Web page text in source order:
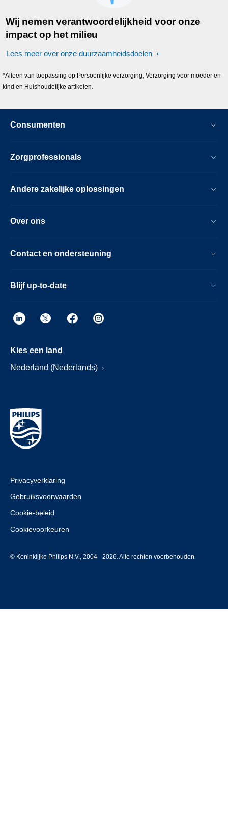
Wij nemen verantwoordelijkheid voor onze
impact op het milieu
Lees meer over onze duurzaamheidsdoelen
*Alleen van toepassing op Persoonlijke verzorging, Verzorging voor moeder en
kind en Huishoudelijke artikelen.
Consumenten
Zorgprofessionals
Andere zakelijke oplossingen
Over ons
Contact en ondersteuning
Blijf up-to-date
Kies een land
Nederland (Nederlands)
Privacyverklaring
Gebruiksvoorwaarden
Cookie-beleid
Cookievoorkeuren
© Koninklijke Philips N.V., 2004 - 2026. Alle rechten voorbehouden.